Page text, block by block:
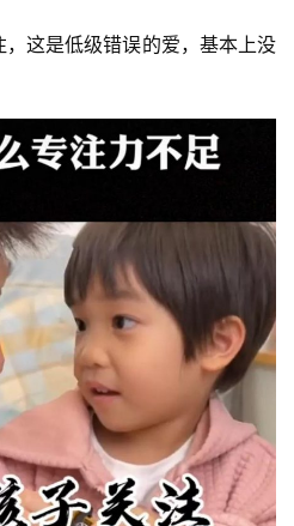
这是低级错误的爱，基本上没